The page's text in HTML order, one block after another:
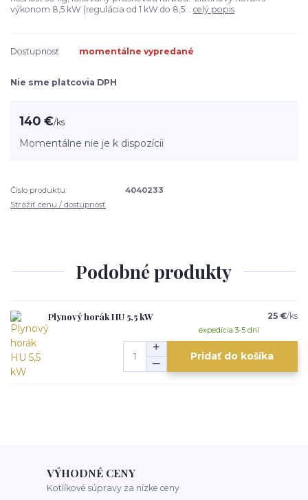
výkonom 8,5 kW (regulácia od 1 kW do 8,5... celý popis
Dostupnosť momentálne vypredané
Nie sme platcovia DPH
140 €/ks
Momentálne nie je k dispozícii
Číslo produktu:
4040233
Strážiť cenu / dostupnosť
Podobné produkty
Plynový horák HU 5,5 kW 25 €/ks
expedícia 3-5 dní
Pridať do košíka
VÝHODNÉ CENY
Kotlíkové súpravy za nízke ceny